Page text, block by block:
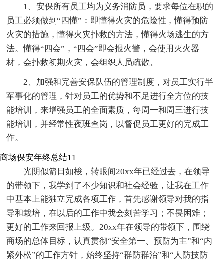
1、安保所有员工均为义务消防员，要求每位在职的
员工必须做到“四懂”：即懂得火灾的危险性，懂得预防
火灾的措施，懂得火灾扑救的方法，懂得火场逃生的方
法。懂得“四会”，“四会”即会报火警，会使用灭火器
材，会扑救初期火灾，会组织人员疏散。
2、加强和完善安保队伍的管理制度，对员工实行半
军事化的管理，针对员工的优势和不足进行全方位的技
能培训，来增强员工的全面素质，每周一和周三进行技
能培训，并经常性夜班查岗，以督促员工更好的完成工
作。
商场保安年终总结11
光阴似箭日如梭，转眼间20xx年已经过去，在领导
的带领下，我学到了不少知识和社会经验，让我在工作
中基本上能独立完成各项工作，首先感谢领导对我的指
导和栽培，在以后的工作中我会刻苦学习；不畏困难；
更好的工作来回报上级。20xx年在领导的带领下，围绕
商场的总体目标，认真贯彻“安全第一、预防为主”和“内
紧外松”的工作方针，始终坚持“群防群治”和“人防技防